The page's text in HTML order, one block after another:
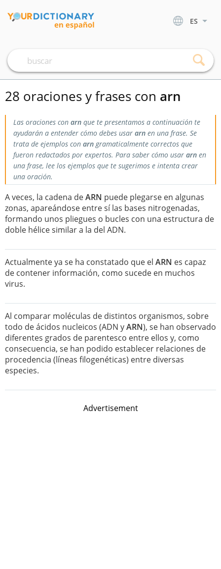
ES
28 oraciones y frases con arn
Las oraciones con arn que te presentamos a continuación te
ayudarán a entender cómo debes usar arn en una frase. Se
trata de ejemplos con arngramaticalmente correctos que
fueron redactados por expertos. Para saber cómo usar arn en
una frase, lee los ejemplos que te sugerimos e intenta crear
una oración.
A veces, la cadena deARN puede plegarse en algunas
zonas, apareándose entre sí las bases nitrogenadas,
formando unos pliegues o bucles con una estructura de
doble hélice similar a la del ADN.
Actualmente ya se ha constatado que el ARN es capaz
de contener información, como sucede en muchos
virus.
Al comparar moléculas de distintos organismos, sobre
todo de ácidos nucleicos (ADN yARN), se han observado
diferentes grados de parentesco entre ellos y, como
consecuencia, se han podido establecer relaciones de
procedencia (líneas filogenéticas) entre diversas
especies.
Advertisement